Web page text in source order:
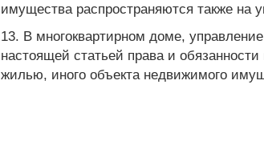
имущества распространяются также на
13. В многоквартирном доме,
настоящей статьей права и
жилью, иного объекта недвижимого